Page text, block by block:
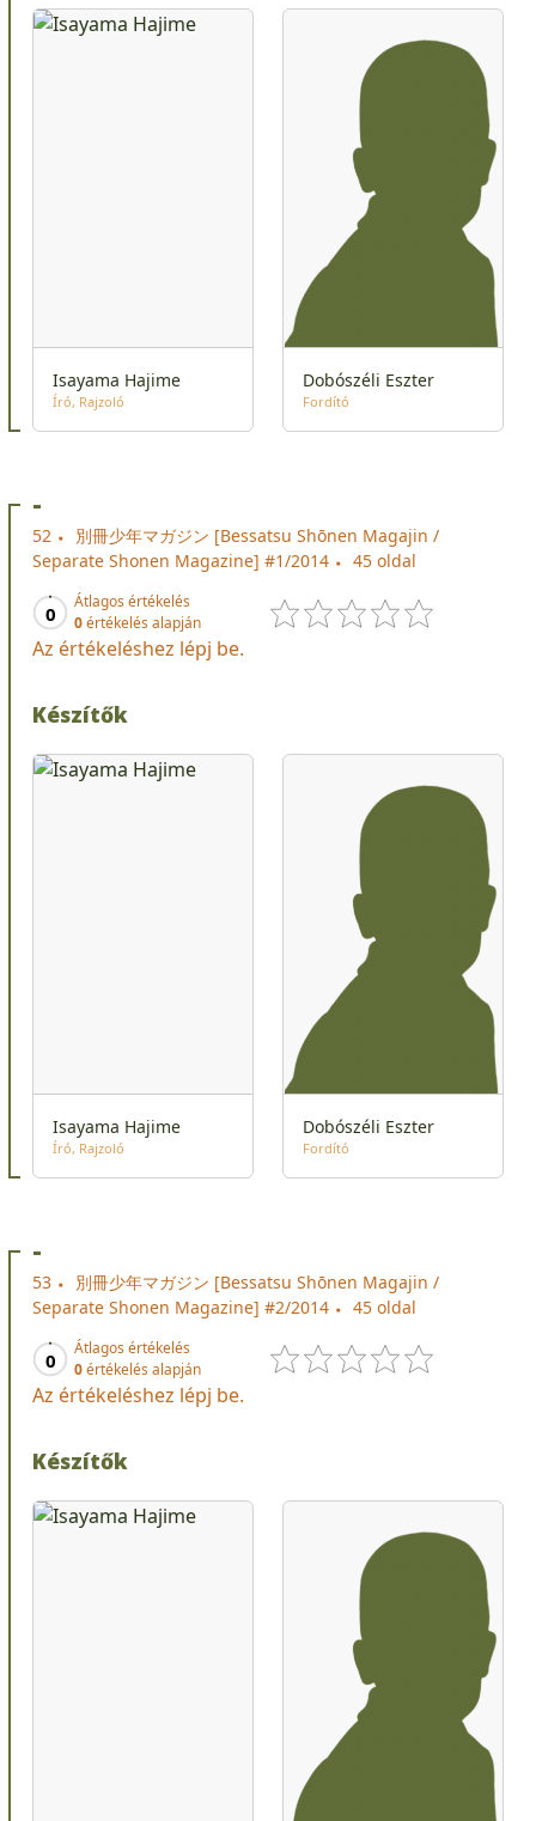
Isayama Hajime
Író Rajzoló
Dobószéli Eszter
Fordító
-
52
別冊少年マガジン [Bessatsu Shōnen Magajin /
Separate Shonen Magazine] #1/2014
45 oldal
0
Átlagos értékelés
0értékelés alapján
Az értékeléshez lépj be.
Készítők
Isayama Hajime
Író Rajzoló
Dobószéli Eszter
Fordító
-
53
別冊少年マガジン [Bessatsu Shōnen Magajin /
Separate Shonen Magazine] #2/2014
45 oldal
0
Átlagos értékelés
0értékelés alapján
Az értékeléshez lépj be.
Készítők